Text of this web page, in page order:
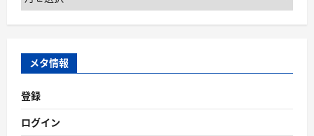
ー
カ
ブ
メタ情報
登録
ログイン